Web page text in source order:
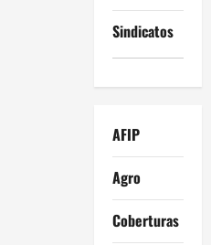
Sindicatos
AFIP
Agro
Coberturas